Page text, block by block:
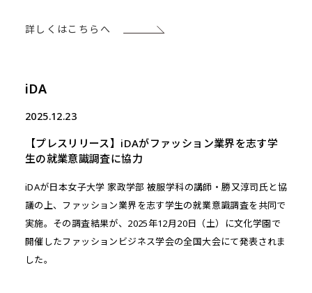
詳しくはこちらへ
iDA
2025.12.23
【プレスリリース】iDAがファッション業界を志す学
生の就業意識調査に協力
iDAが日本女子大学 家政学部 被服学科の講師・勝又淳司氏と協
議の上、ファッション業界を志す学生の就業意識調査を共同で
実施。その調査結果が、2025年12月20日（土）に文化学園で
開催したファッションビジネス学会の全国大会にて発表されま
した。